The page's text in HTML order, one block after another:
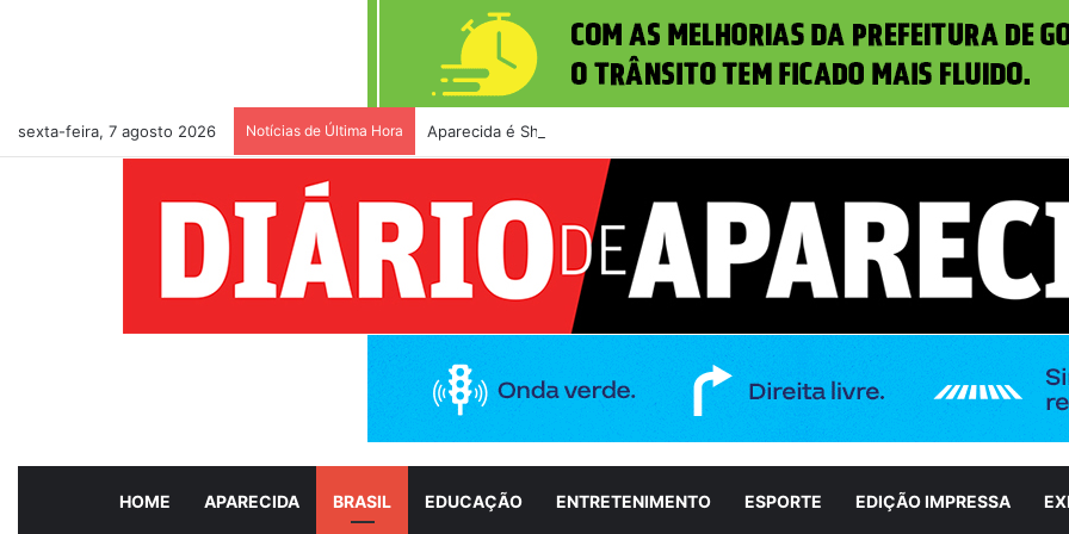
sexta-feira, 7 agosto 2026 Notícias de Última Hora Aparecida é Show 2026 reúne 30 mil pessoas na primeira noite
HOME APARECIDA BRASIL EDUCAÇÃO ENTRETENIMENTO ESPORTE EDIÇÃO IMPRESSA